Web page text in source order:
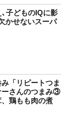
子どものIQに影
かせないスーパ
「リピートつま
ーさんのつまみ③
鶏もも肉の煮